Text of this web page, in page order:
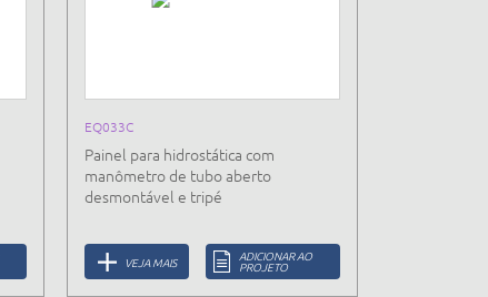
EQ033C
Painel para hidrostática com
manômetro de tubo aberto
desmontável e tripé
VEJA MAIS ADICIONAR AO
PROJETO